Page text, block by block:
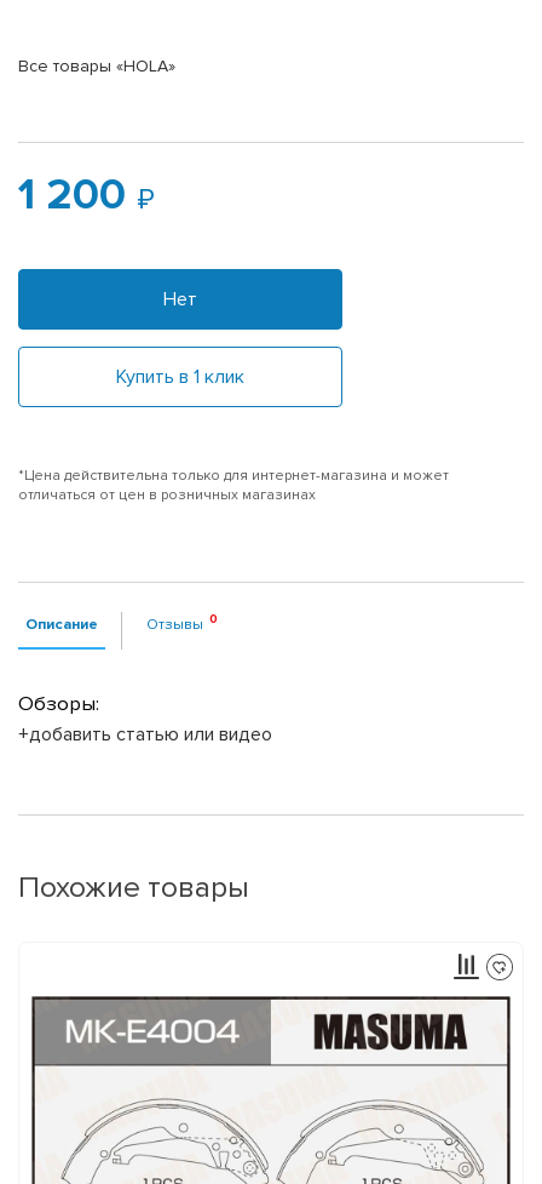
Все товары «HOLA»
1 200
Нет
Купить в 1 клик
*Цена действительна только для интернет-магазина и может
отличаться от цен в розничных магазинах
Описание Отзывы
Обзоры:
+добавить статью или видео
Похожие товары